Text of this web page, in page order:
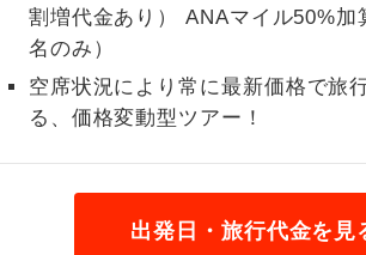
割増代金あり） ANAマイル50%加
名のみ）
空席状況により常に最新価格で旅
る、価格変動型ツアー！
出発日・旅行代金を見
お部屋食
お部屋にてゆっくり
トラベルイヤ
ホン
周りの音を気にせず
1名様催行
1名様から出発可能な
す。